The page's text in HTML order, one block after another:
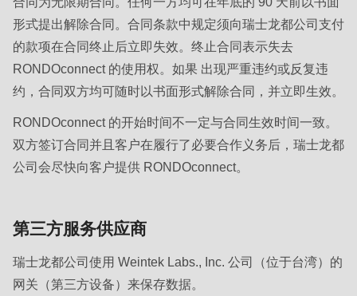
形式提出解除合同。合同条款中规定须向瑞士龙都公司支付
的款项在合同终止后立即失效。终止合同表示失去
RONDOconnect 的使用权。如果 出现严重违约或反复违
约，合同双方均可随时以书面形式解除合同，并立即生效。
RONDOconnect 的开始时间不一定与合同生效时间一致。
双方签订合同并且客户在履行了必要合作义务后，瑞士龙都
公司会尽快向客户提供 RONDOconnect。
第三方服务供应商
瑞士龙都公司使用 Weintek Labs., Inc. 公司（位于台湾）的
网关（第三方设备）来保存数据。